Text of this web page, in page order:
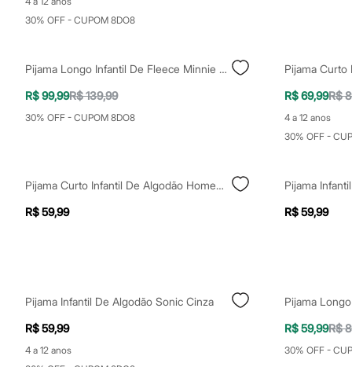
Chinelos
Sapatos
Moda esportiva
Acessórios
Bermudas
Calças
Cuecas
Meias
Pijamas
Moda praia
Casacos e Jaquetas
Jeans
Moda esportiva
Shorts e Bermudas
Todos os produtos
30% OFF - CUPOM 8DO8
Pijama Longo Infantil De Fleece Minnie Off White
R$ 99,99R$ 139,99
30% OFF - CUPOM 8DO8
Pijama Curto
R$ 69,99R$
4 a 12 anos
30% OFF -
Pijama Curto Infantil De Algodão Homem Aranha Bege
R$ 59,99
R$ 59,99
Pijama Infantil De Algodão Sonic Cinza
R$ 59,99
4 a 12 anos
R$ 59,99R$
30% OFF -